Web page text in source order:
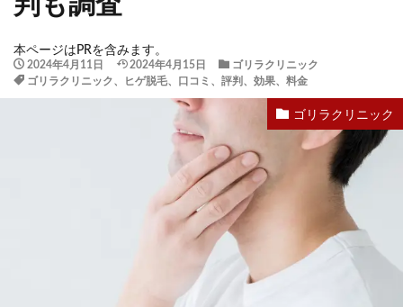
判も調査
本ページはPRを含みます。
2024年4月11日 2024年4月15日
ゴリラクリニック
ゴリラクリニック、ヒゲ脱毛、口コミ、評判、効果、料金
ゴリラクリニック